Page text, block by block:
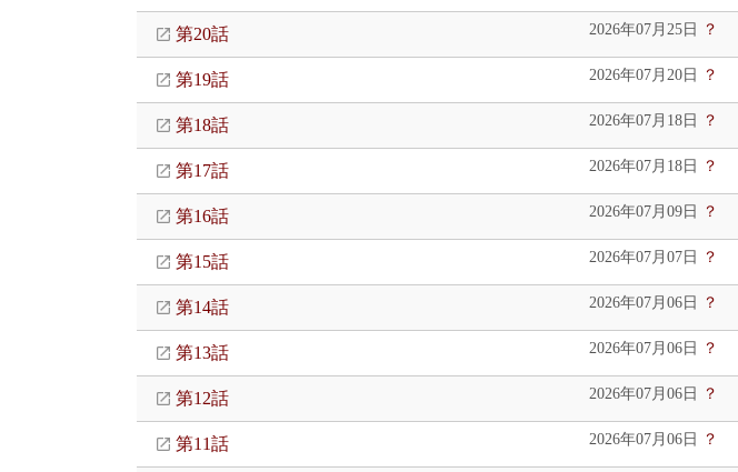
第20話 2026年07月25日 ？
第19話 2026年07月20日 ？
第18話 2026年07月18日 ？
第17話 2026年07月18日 ？
第16話 2026年07月09日 ？
第15話 2026年07月07日 ？
第14話 2026年07月06日 ？
第13話 2026年07月06日 ？
第12話 2026年07月06日 ？
第11話 2026年07月06日 ？